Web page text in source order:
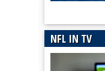
NFL IN TV